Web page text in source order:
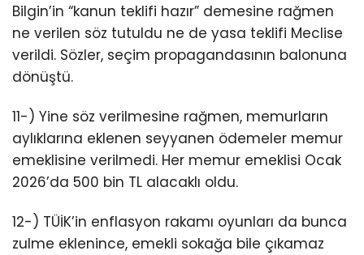
Bilgin’in “kanun teklifi hazır” demesine rağmen
ne verilen söz tutuldu ne de yasa teklifi Meclise
verildi. Sözler, seçim propagandasının balonuna
dönüştü.
11-) Yine söz verilmesine rağmen, memurların
aylıklarına eklenen seyyanen ödemeler memur
emeklisine verilmedi. Her memur emeklisi Ocak
2026’da 500 bin TL alacaklı oldu.
12-) TÜİK’in enflasyon rakamı oyunları da bunca
zulme eklenince, emekli sokağa bile çıkamaz